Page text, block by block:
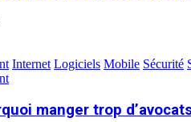
Internet Logiciels Mobile Sécurité
manger trop